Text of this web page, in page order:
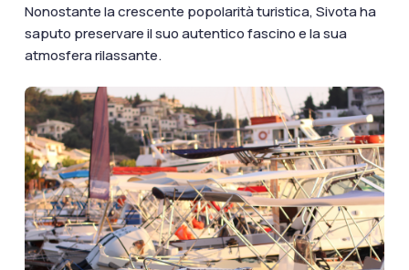
Nonostante la crescente popolarità turistica, Sivota ha
saputo preservare il suo autentico fascino e la sua
atmosfera rilassante.